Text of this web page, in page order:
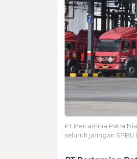
PT Pertamina Patra
seluruh jaringan